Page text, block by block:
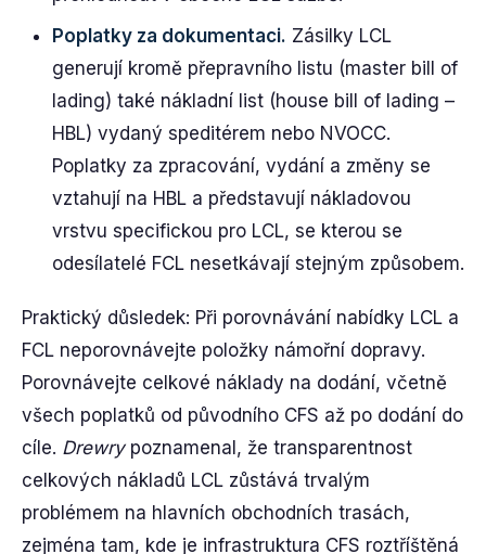
Poplatky za dokumentaci. Zásilky LCL
generují kromě přepravního listu (master bill of
lading) také nákladní list (house bill of lading –
HBL) vydaný speditérem nebo NVOCC.
Poplatky za zpracování, vydání a změny se
vztahují na HBL a představují nákladovou
vrstvu specifickou pro LCL, se kterou se
odesílatelé FCL nesetkávají stejným způsobem.
Praktický důsledek: Při porovnávání nabídky LCL a
FCL neporovnávejte položky námořní dopravy.
Porovnávejte celkové náklady na dodání, včetně
všech poplatků od původního CFS až po dodání do
cíle. Drewrypoznamenal, že transparentnost
celkových nákladů LCL zůstává trvalým
problémem na hlavních obchodních trasách,
zejména tam, kde je infrastruktura CFS roztříštěná